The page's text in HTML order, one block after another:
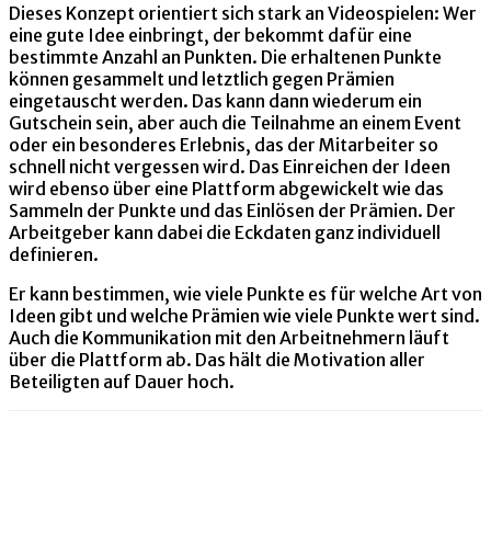
Dieses Konzept orientiert sich stark an Videospielen: Wer
eine gute Idee einbringt, der bekommt dafür eine
bestimmte Anzahl an Punkten. Die erhaltenen Punkte
können gesammelt und letztlich gegen Prämien
eingetauscht werden. Das kann dann wiederum ein
Gutschein sein, aber auch die Teilnahme an einem Event
oder ein besonderes Erlebnis, das der Mitarbeiter so
schnell nicht vergessen wird. Das Einreichen der Ideen
wird ebenso über eine Plattform abgewickelt wie das
Sammeln der Punkte und das Einlösen der Prämien. Der
Arbeitgeber kann dabei die Eckdaten ganz individuell
definieren.
Er kann bestimmen, wie viele Punkte es für welche Art von
Ideen gibt und welche Prämien wie viele Punkte wert sind.
Auch die Kommunikation mit den Arbeitnehmern läuft
über die Plattform ab. Das hält die Motivation aller
Beteiligten auf Dauer hoch.